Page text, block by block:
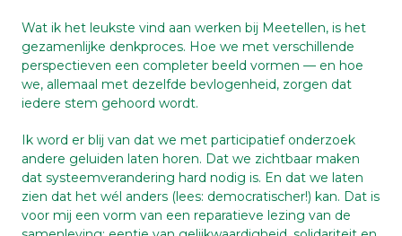
Wat ik het leukste vind aan werken bij Meetellen, is het
gezamenlijke denkproces. Hoe we met verschillende
perspectieven een completer beeld vormen — en hoe
we, allemaal met dezelfde bevlogenheid, zorgen dat
iedere stem gehoord wordt.
Ik word er blij van dat we met participatief onderzoek
andere geluiden laten horen. Dat we zichtbaar maken
dat systeemverandering hard nodig is. En dat we laten
zien dat het wél anders (lees: democratischer!) kan. Dat is
voor mij een vorm van een reparatieve lezing van de